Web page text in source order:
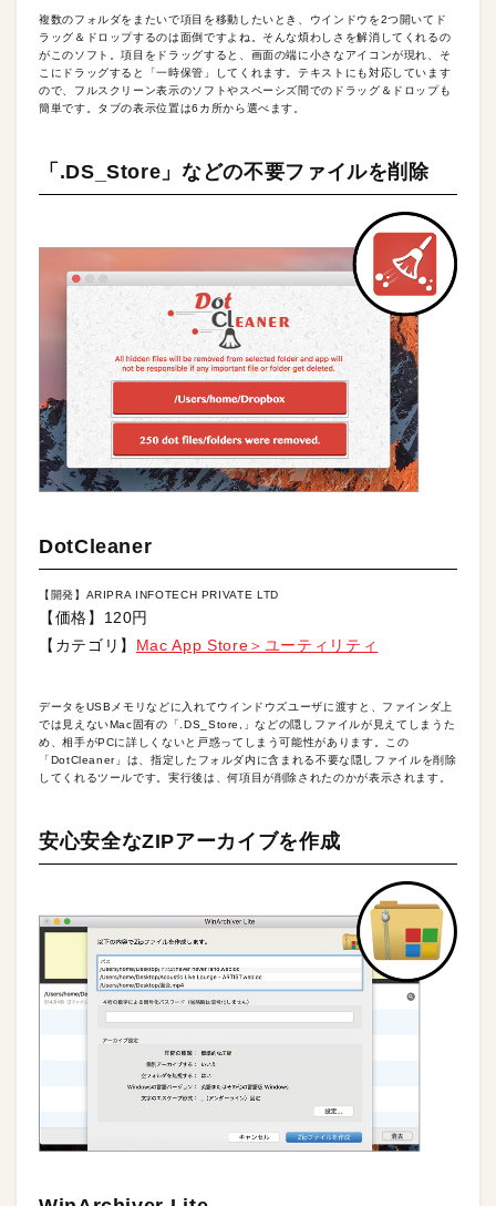
複数のフォルダをまたいで項目を移動したいとき、ウインドウを2つ開いてド
ラッグ＆ドロップするのは面倒ですよね。そんな煩わしさを解消してくれるの
がこのソフト。項目をドラッグすると、画面の端に小さなアイコンが現れ、そ
こにドラッグすると「一時保管」してくれます。テキストにも対応しています
ので、フルスクリーン表示のソフトやスペーシズ間でのドラッグ＆ドロップも
簡単です。タブの表示位置は6カ所から選べます。
「.DS_Store」などの不要ファイルを削除
DotCleaner
【開発】ARIPRA INFOTECH PRIVATE LTD
【価格】120円
【カテゴリ】 Mac App Store＞ユーティリティ
データをUSBメモリなどに入れてウインドウズユーザに渡すと、ファインダ上
では見えないMac固有の「.DS_Store,」などの隠しファイルが見えてしまうた
め、相手がPCに詳しくないと戸惑ってしまう可能性があります。この
「DotCleaner」は、指定したフォルダ内に含まれる不要な隠しファイルを削除
してくれるツールです。実行後は、何項目が削除されたのかが表示されます。
安心安全なZIPアーカイブを作成